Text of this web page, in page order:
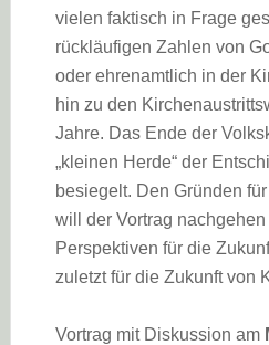
vielen faktisch in Frage
rückläufigen Zahlen von
oder ehrenamtlich in der
hin zu den
Jahre. Das Ende der
„kleinen Herde“ der
besiegelt. Den Gründen
will der Vortrag
Perspektiven für die
zuletzt für die Zukunft von
Vortrag mit Diskussion am